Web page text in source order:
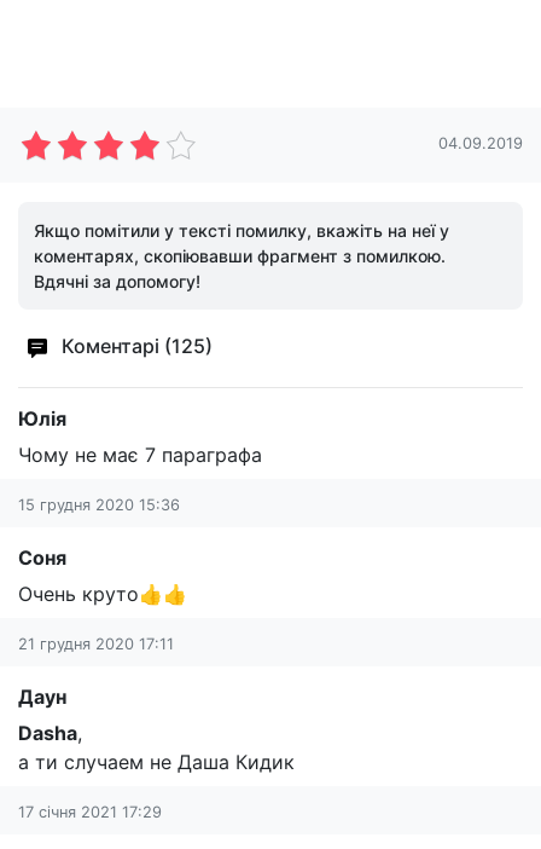
04.09.2019
Якщо помітили у тексті помилку, вкажіть на неї у
коментарях, скопіювавши фрагмент з помилкою.
Вдячні за допомогу!
Коментарі (125)
Юлія
Чому не має 7 параграфа
15 грудня 2020 15:36
Соня
Очень круто👍👍
21 грудня 2020 17:11
Даун
Dasha,
а ти случаем не Даша Кидик
17 січня 2021 17:29